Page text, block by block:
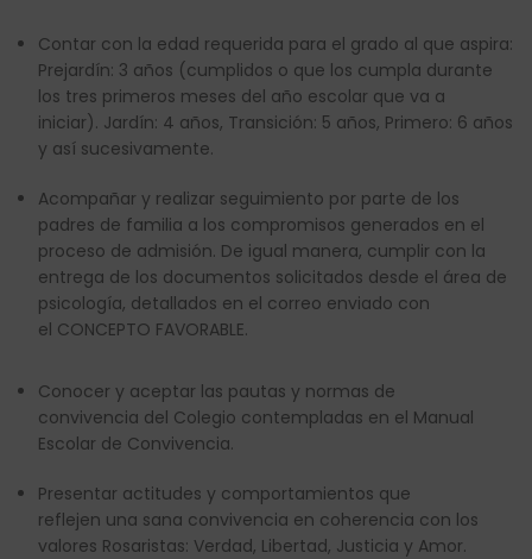
Contar con la edad requerida para el grado al que aspira:
Prejardín: 3 años (cumplidos o que los cumpla durante
los tres primeros meses del año escolar que va a
iniciar). Jardín: 4 años, Transición: 5 años, Primero: 6 años
y así sucesivamente.
Acompañar y realizar seguimiento por parte de los
padres de familia a los compromisos generados en el
proceso de admisión. De igual manera, cumplir con la
entrega de los documentos solicitados desde el área de
psicología, detallados en el correo enviado con
el CONCEPTO FAVORABLE.
Conocery aceptar las pautas y normas de
convivencia del Colegio contempladas en el Manual
Escolar de Convivencia.
Presentar actitudes y comportamientos que
reflejen una sana convivencia en coherencia con los
valores Rosaristas: Verdad, Libertad, Justicia y Amor.